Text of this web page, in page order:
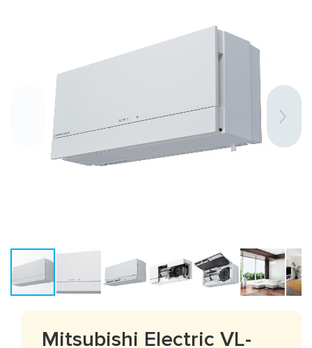
Mitsubishi Electric VL-